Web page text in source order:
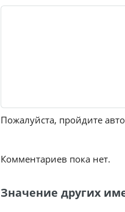
Пожалуйста, пройдите
Комментариев пока нет.
Значение других